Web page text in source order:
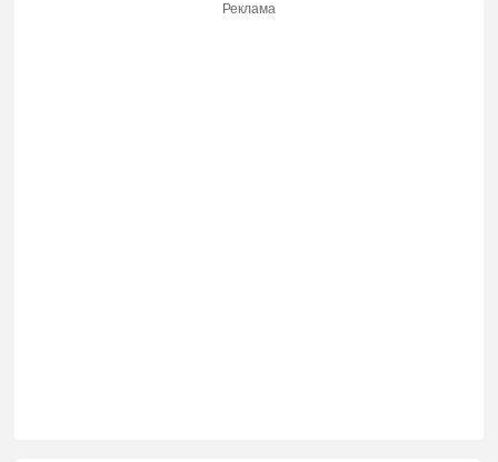
Реклама